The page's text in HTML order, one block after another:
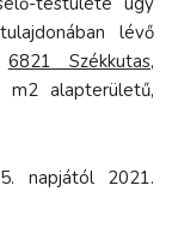
lévő
6821 Székkutas,
m2 alapterületű,
napjától 2021.